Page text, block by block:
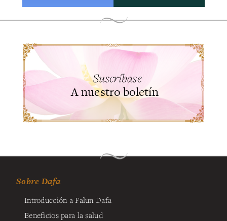
Suscríbase
A nuestro boletín
Sobre Dafa
Introducción a Falun Dafa
Beneficios para la salud